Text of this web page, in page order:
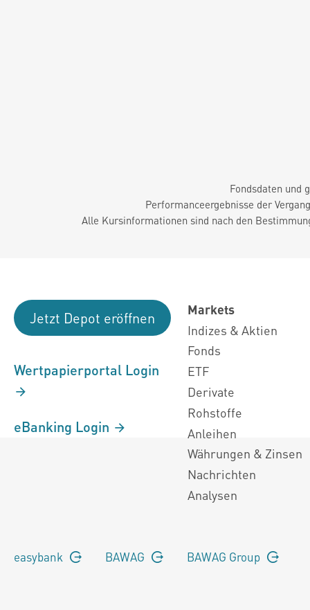
Fondsdaten und
Performanceergebnisse der
Alle Kursinformationen sind nach den
Jetzt Depot eröffnen
Wertpapierportal Login
eBanking Login
Markets
Indizes & Aktien
Fonds
ETF
Derivate
Rohstoffe
Anleihen
Währungen & Zinsen
Nachrichten
Analysen
easybank BAWAG BAWAG Group